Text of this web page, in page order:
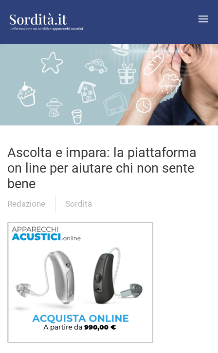
Ascolta e impara: la piattaforma
on line per aiutare chi non sente
bene
Redazione Sordità